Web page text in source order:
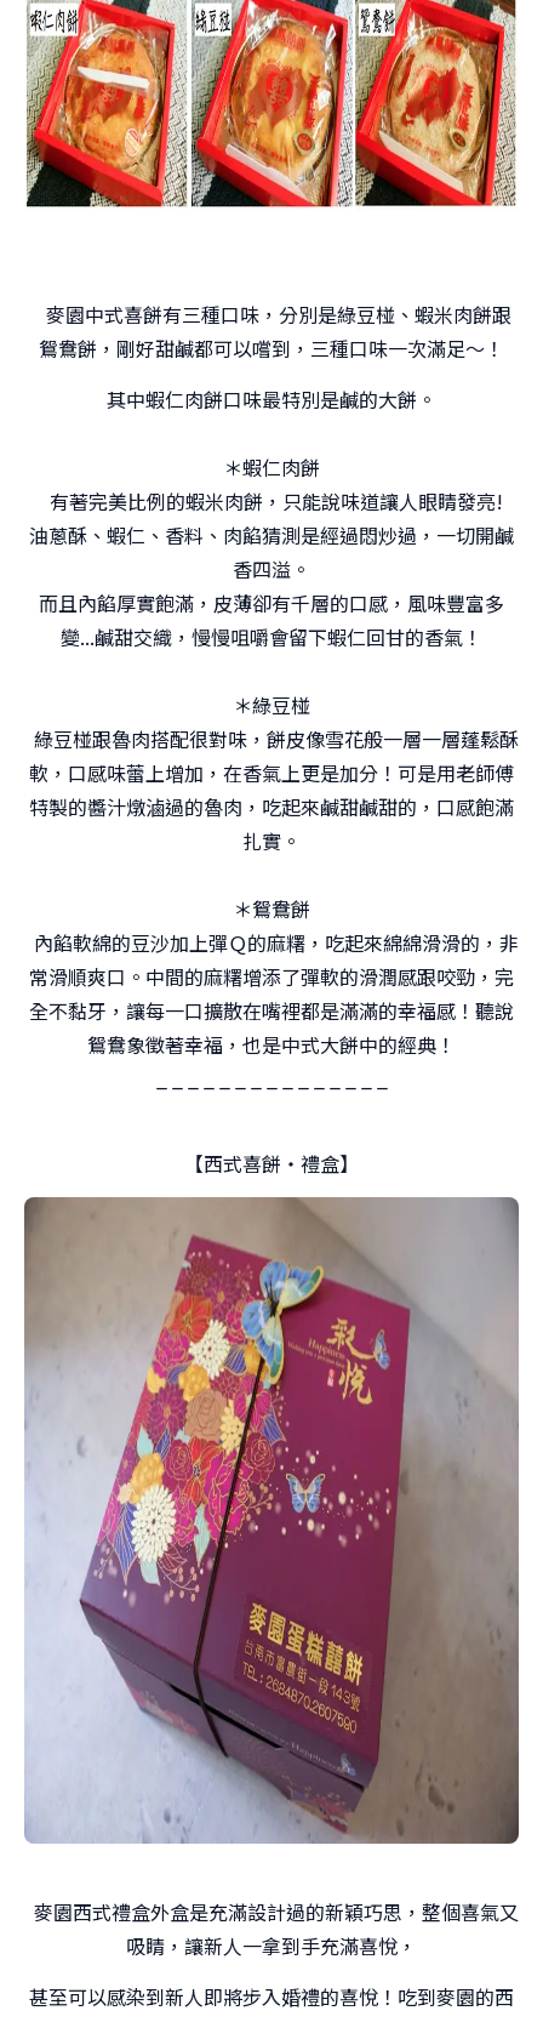
麥園中式喜餅有三種口味，分別是綠豆椪、蝦米肉餅跟
鴛鴦餅，剛好甜鹹都可以嚐到，三種口味一次滿足～！
其中蝦仁肉餅口味最特別是鹹的大餅。
＊蝦仁肉餅
有著完美比例的蝦米肉餅，只能說味道讓人眼睛發亮!
油蔥酥、蝦仁、香料、肉餡猜測是經過悶炒過，一切開鹹
香四溢。
而且內餡厚實飽滿，皮薄卻有千層的口感，風味豐富多
變...鹹甜交織，慢慢咀嚼會留下蝦仁回甘的香氣！
＊綠豆椪
綠豆椪跟魯肉搭配很對味，餅皮像雪花般一層一層蓬鬆酥
軟，口感味蕾上增加，在香氣上更是加分！可是用老師傅
特製的醬汁燉滷過的魯肉，吃起來鹹甜鹹甜的，口感飽滿
扎實。
＊鴛鴦餅
內餡軟綿的豆沙加上彈Ｑ的麻糬，吃起來綿綿滑滑的，非
常滑順爽口。中間的麻糬增添了彈軟的滑潤感跟咬勁，完
全不黏牙，讓每一口擴散在嘴裡都是滿滿的幸福感！聽說
鴛鴦象徵著幸福，也是中式大餅中的經典！
【西式喜餅‧禮盒】
麥園西式禮盒外盒是充滿設計過的新穎巧思，整個喜氣又
吸睛，讓新人一拿到手充滿喜悅，
甚至可以感染到新人即將步入婚禮的喜悅！吃到麥園的西